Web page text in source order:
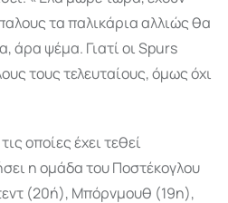
τα παλικάρια αλλιώς θα
άρα ψέμα. Γιατί οι Spurs
τους τελευταίους, όμως όχι
οποίες έχει τεθεί
η ομάδα του Ποστέκογλου
(20ή), Μπόρνμουθ (19η),